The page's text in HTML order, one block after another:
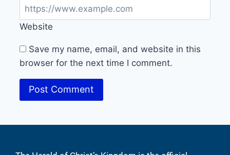
Website
Save my name, email, and website in this
browser for the next time I comment.